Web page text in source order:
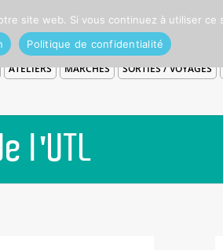
ATELIERS MARCHES SORTIES / VOYAGES
l'UTL
site web. Si vous continuez à utiliser
Politique de confidentialité